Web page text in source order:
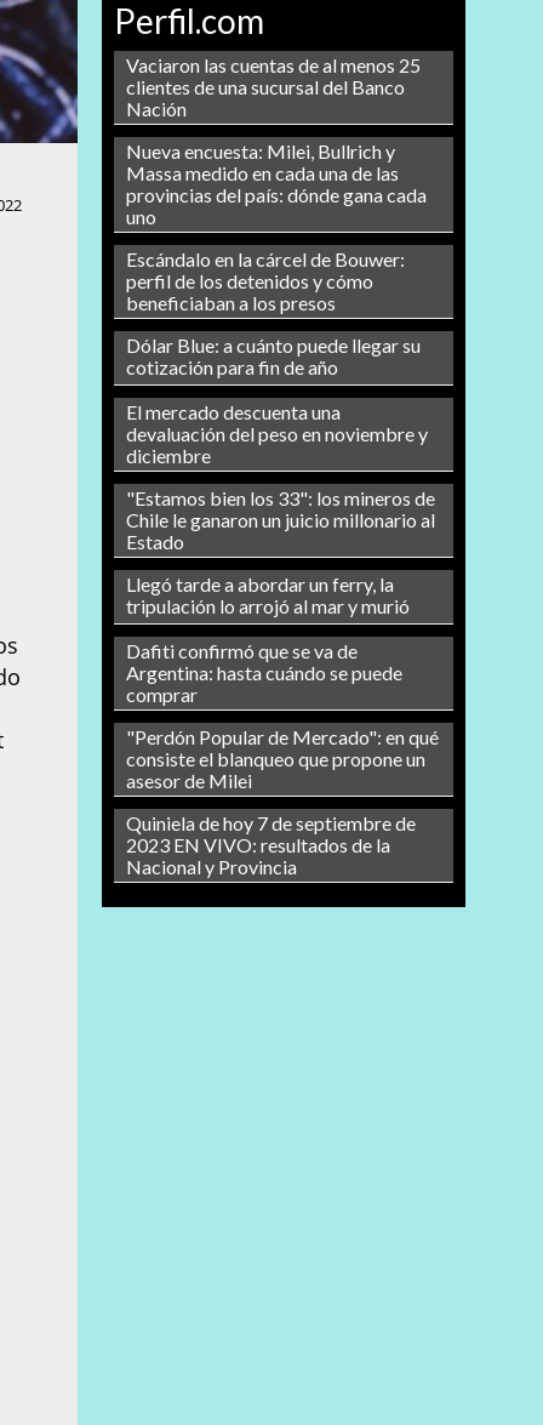
Perfil.com
Vaciaron las cuentas de al menos 25
clientes de una sucursal del Banco
Nación
Nueva encuesta: Milei, Bullrich y
Massa medido en cada una de las
provincias del país: dónde gana cada
uno
Escándalo en la cárcel de Bouwer:
perfil de los detenidos y cómo
beneficiaban a los presos
Dólar Blue: a cuánto puede llegar su
cotización para fin de año
El mercado descuenta una
devaluación del peso en noviembre y
diciembre
"Estamos bien los 33": los mineros de
Chile le ganaron un juicio millonario al
Estado
Llegó tarde a abordar un ferry, la
tripulación lo arrojó al mar y murió
Dafiti confirmó que se va de
Argentina: hasta cuándo se puede
comprar
"Perdón Popular de Mercado": en qué
consiste el blanqueo que propone un
asesor de Milei
Quiniela de hoy 7 de septiembre de
2023 EN VIVO: resultados de la
Nacional y Provincia